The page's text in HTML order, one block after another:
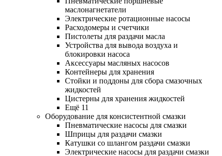
маслонагнетатели
Электрические ротационные насосы
Расходомеры и счетчики
Пистолеты для раздачи масла
Устройства для вывода воздуха и
блокировки насоса
Аксессуары масляных насосов
Контейнеры для хранения
Стойки и поддоны для сбора смазочных
жидкостей
Цистерны для хранения жидкостей
Ещё 11
Оборудование для консистентной смазки
Пневматические насосы для смазки
Шприцы для раздачи смазки
Катушки со шлангом раздачи смазки
Электрические насосы для раздачи смазки